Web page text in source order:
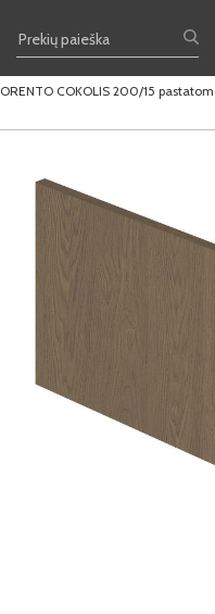
COKOLIS 200/15